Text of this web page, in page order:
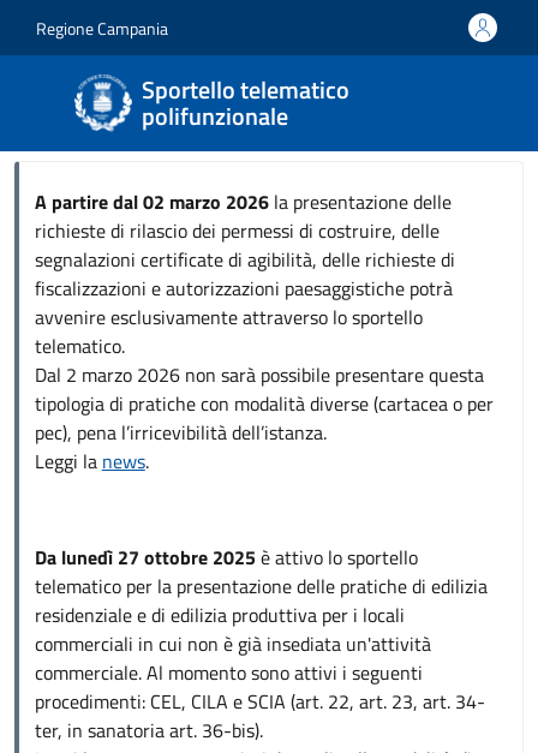
Regione Campania
Sportello telematico
polifunzionale
A partire dal 02 marzo 2026la presentazione delle
richieste di rilascio dei permessi di costruire, delle
segnalazioni certificate di agibilità, delle richieste di
fiscalizzazioni e autorizzazioni paesaggistiche potrà
avvenire esclusivamente attraverso lo sportello
telematico.
Dal 2 marzo 2026 non sarà possibile presentare questa
tipologia di pratiche con modalità diverse (cartacea o per
pec), pena l’irricevibilità dell’istanza.
Leggi la news.
Da lunedì 27 ottobre 2025è attivo lo sportello
telematico per la presentazione delle pratiche di edilizia
residenziale e di edilizia produttiva per i locali
commerciali in cui non è già insediata un'attività
commerciale. Al momento sono attivi i seguenti
procedimenti: CEL, CILA e SCIA (art. 22, art. 23, art. 34-
ter, in sanatoria art. 36-bis).